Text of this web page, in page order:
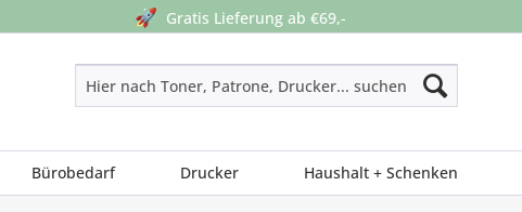
🚀 Gratis Lieferung ab €69,-
Bürobedarf Drucker Haushalt + Schenken